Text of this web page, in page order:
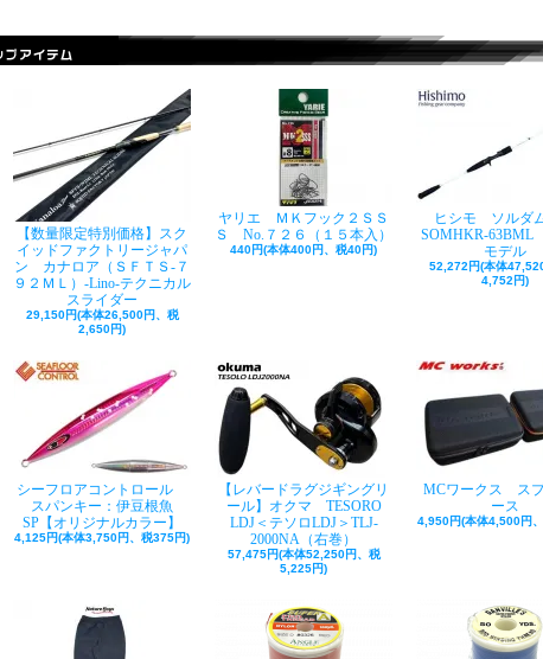
【数量限定特別価格】スク
イッドファクトリージャパ
ン カナロア（ＳＦＴＳ-７
９２ＭＬ）-Lino-テクニカル
スライダー
29,150円(本体26,500円、税
2,650円)
ヤリエ ＭＫフック２ＳＳ
Ｓ No.７２６（１５本入）
440円(本体400円、税40円)
ヒシモ ソルダ
SOMHKR-63BML
モデル
52,272円(本体
4,752円)
シーフロアコントロール
スパンキー：伊豆根魚
SP【オリジナルカラー】
4,125円(本体3,750円、税375円)
【レバードラグジギングリ
ール】オクマ TESORO
LDJ＜テソロLDJ＞TLJ-
2000NA（右巻）
57,475円(本体52,250円、税
5,225円)
MCワークス ス
ース
4,950円(本体4,500円